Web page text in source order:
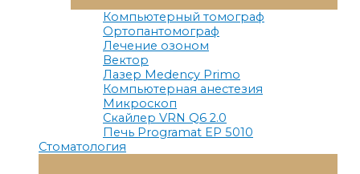
Меню
Компьютерный томограф
Ортопантомограф
Лечение озоном
Вектор
Лазер Medency Primo
Компьютерная анестезия
Микроскоп
Скайлер VRN Q6 2.0
Печь Programat EP 5010
Стоматология